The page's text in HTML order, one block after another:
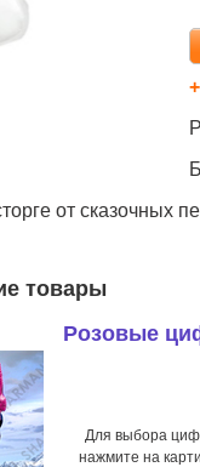
от сказочных
товары
Розовые
Для выбора
нажмите на